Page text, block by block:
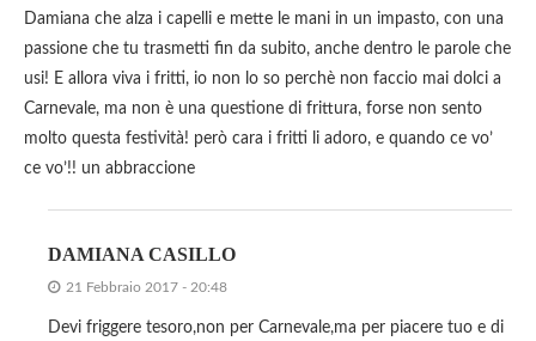
Damiana che alza i capelli e mette le mani in un impasto, con una
passione che tu trasmetti fin da subito, anche dentro le parole che
usi! E allora viva i fritti, io non lo so perchè non faccio mai dolci a
Carnevale, ma non è una questione di frittura, forse non sento
molto questa festività! però cara i fritti li adoro, e quando ce vo’
ce vo’!! un abbraccione
DAMIANA CASILLO
21 Febbraio 2017 - 20:48
Devi friggere tesoro,non per Carnevale,ma per piacere tuo e di